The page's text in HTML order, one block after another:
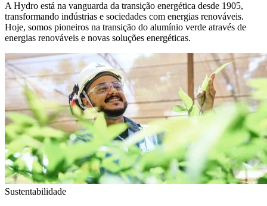
A Hydro está na vanguarda da transição energética desde 1905,
transformando indústrias e sociedades com energias renováveis.
Hoje, somos pioneiros na transição do alumínio verde através de
energias renováveis e novas soluções energéticas.
Sustentabilidade